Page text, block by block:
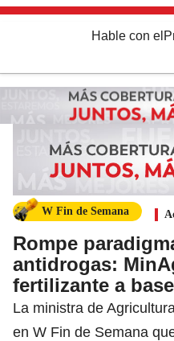
Hable con el
W Fin de Semana
Rompe
antidrogas:
fertilizante a
La ministra de
en W Fin de Semana